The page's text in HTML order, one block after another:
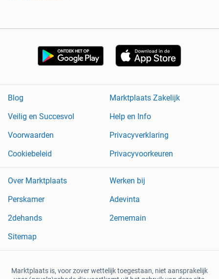
Blog
Marktplaats Zakelijk
Veilig en Succesvol
Help en Info
Voorwaarden
Privacyverklaring
Cookiebeleid
Privacyvoorkeuren
Over Marktplaats
Werken bij
Perskamer
Adevinta
2dehands
2ememain
Sitemap
Marktplaats is, voor zover wettelijk toegestaan, niet aansprakelijk